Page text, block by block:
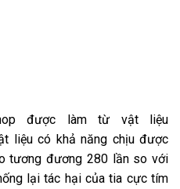
được làm từ vật liệu
liệu có khả năng chịu được
tương đương 280 lần so với
lại tác hại của tia cực tím